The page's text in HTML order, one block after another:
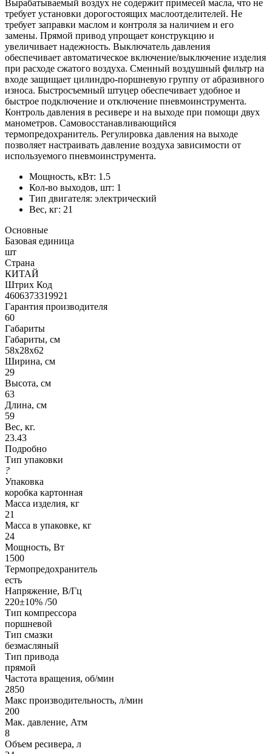
Вырабатываемый воздух не содержит примесей масла, что не
требует установки дорогостоящих маслоотделителей. Не
требует заправки маслом и контроля за наличием и его
замены. Прямой привод упрощает конструкцию и
увеличивает надежность. Выключатель давления
обеспечивает автоматическое включение/выключение изделия
при расходе сжатого воздуха. Сменный воздушный фильтр на
входе защищает цилиндро-поршневую группу от абразивного
износа. Быстросъемный штуцер обеспечивает удобное и
быстрое подключение и отключение пневмоинструмента.
Контроль давления в ресивере и на выходе при помощи двух
манометров. Самовосстанавливающийся
термопредохранитель. Регулировка давления на выходе
позволяет настраивать давление воздуха зависимости от
используемого пневмоинструмента.
Мощность, кВт: 1.5
Кол-во выходов, шт: 1
Тип двигателя: электрический
Вес, кг: 21
Основные
Базовая единица
шт
Страна
КИТАЙ
Штрих Код
4606373319921
Гарантия производителя
60
Габариты
Габариты, см
58х28х62
Ширина, см
29
Высота, см
63
Длина, см
59
Вес, кг.
23.43
Подробно
Тип упаковки
?
Упаковка
коробка картонная
Масса изделия, кг
21
Масса в упаковке, кг
24
Мощность, Вт
1500
Термопредохранитель
есть
Напряжение, В/Гц
220±10% /50
Тип компрессора
поршневой
Тип смазки
безмасляный
Тип привода
прямой
Частота вращения, об/мин
2850
Макс производительность, л/мин
200
Мак. давление, Атм
8
Объем ресивера, л